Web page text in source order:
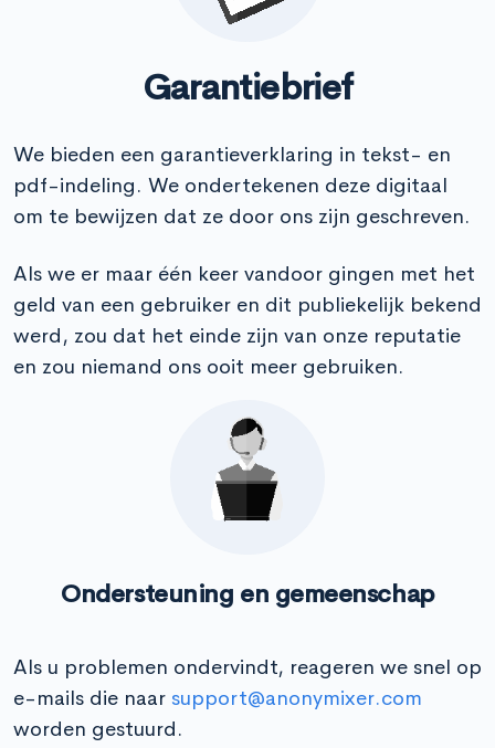
Garantiebrief
We bieden een garantieverklaring in tekst- en
pdf-indeling. We ondertekenen deze digitaal
om te bewijzen dat ze door ons zijn geschreven.
Als we er maar één keer vandoor gingen met het
geld van een gebruiker en dit publiekelijk bekend
werd, zou dat het einde zijn van onze reputatie
en zou niemand ons ooit meer gebruiken.
Ondersteuning en gemeenschap
Als u problemen ondervindt, reageren we snel op
e-mails die naar support@anonymixer.com
worden gestuurd.